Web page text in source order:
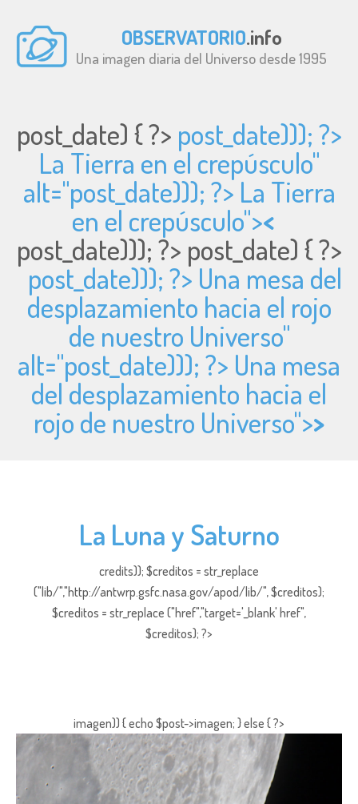
OBSERVATORIO.info
Una imagen diaria del Universo desde 1995
post_date) { ?> post_date))); ?>
La Tierra en el crepúsculo"
alt="post_date))); ?> La Tierra
en el crepúsculo"><
post_date))); ?> post_date) { ?>
post_date))); ?> Una mesa del
desplazamiento hacia el rojo
de nuestro Universo"
alt="post_date))); ?> Una mesa
del desplazamiento hacia el
rojo de nuestro Universo">>
La Luna y Saturno
credits)); $creditos = str_replace
("lib/","http://antwrp.gsfc.nasa.gov/apod/lib/", $creditos);
$creditos = str_replace ("href","target='_blank' href",
$creditos); ?>
imagen)) { echo $post->imagen; } else { ?>